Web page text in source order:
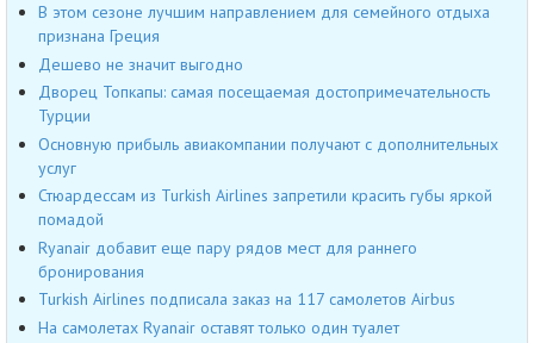
В этом сезоне лучшим направлением для семейного отдыха
признана Греция
Дешево не значит выгодно
Дворец Топкапы: самая посещаемая достопримечательность
Турции
Основную прибыль авиакомпании получают с дополнительных
услуг
Стюардессам из Turkish Airlines запретили красить губы яркой
помадой
Ryanair добавит еще пару рядов мест для раннего
бронирования
Turkish Airlines подписала заказ на 117 самолетов Airbus
На самолетах Ryanair оставят только один туалет